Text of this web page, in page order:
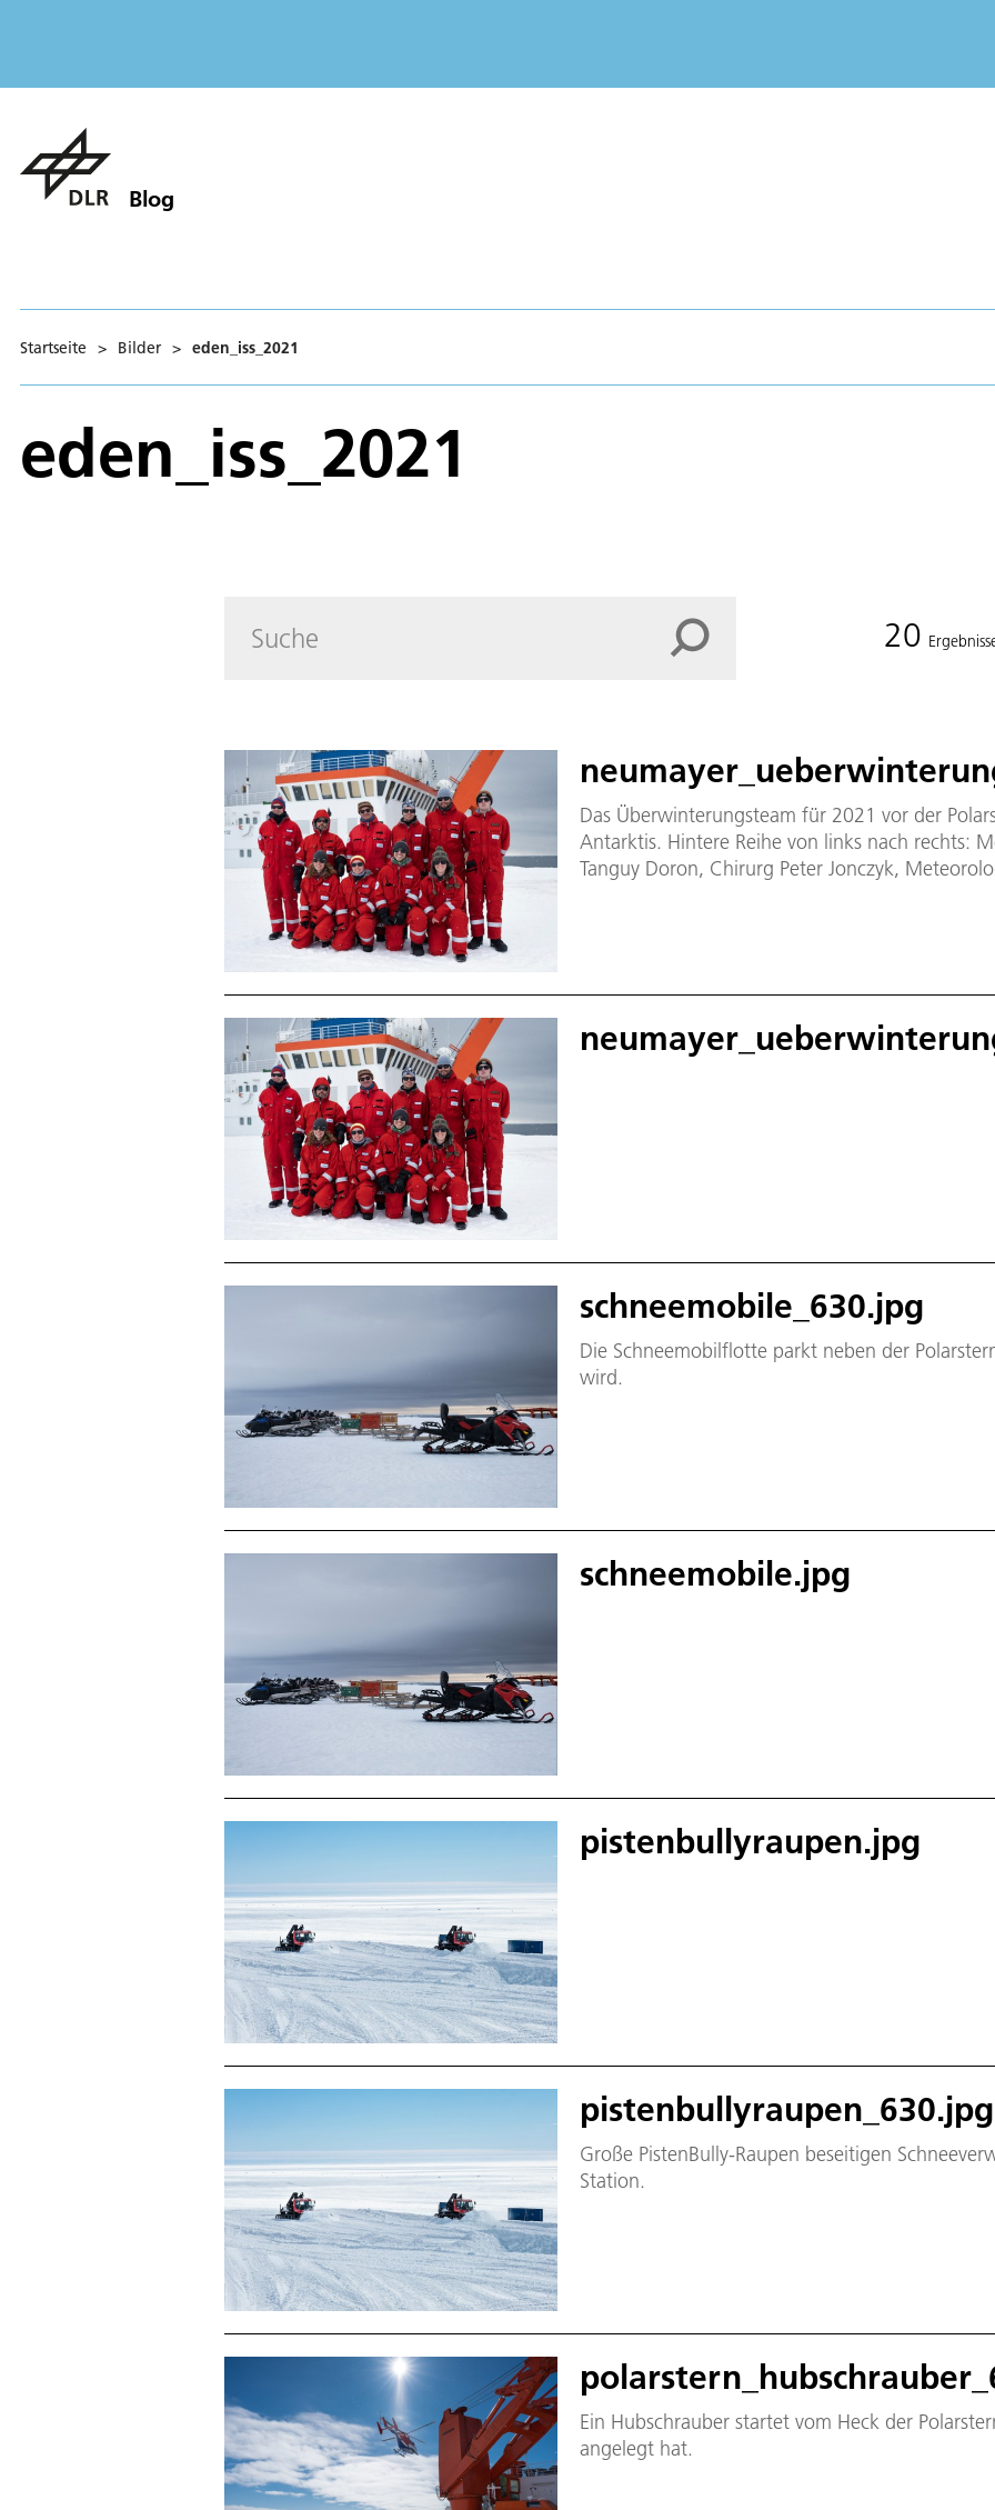
Blog
Startseite > Bilder > eden_iss_2021
eden_iss_2021
20
Das Überwinterungsteam für 2021 vor der
Antarktis. Hintere Reihe von links nach rechts:
Tanguy Doron, Chirurg Peter Jonczyk,
schneemobile_630.jpg
Die Schneemobilflotte parkt neben der
wird.
schneemobile.jpg
pistenbullyraupen.jpg
pistenbullyraupen_630.jpg
Große PistenBully-Raupen beseitigen
Station.
Ein Hubschrauber startet vom Heck der
angelegt hat.